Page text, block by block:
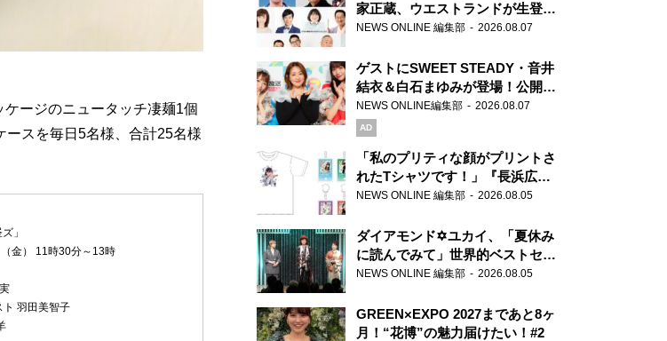
ージのニュータッチ凄麺1個
ースを毎日5名様、合計25名様
」
金） 11時30分～13時
羽田美智子
家正蔵、ウエストランドが生登
場！『ラジオビバリー昼ズ』
NEWS ONLINE 編集部 2026.08.07
ゲストにSWEET STEADY・音井
結衣＆白石まゆみが登場！公開収
録で素顔全開！
NEWS ONLINE編集部 2026.08.07
AD
「私のプリティな顔がプリントさ
れたTシャツです！」『長浜広奈
天下無双』初の番組グッズ発売
NEWS ONLINE 編集部 2026.08.05
ダイアモンド✡ユカイ、「夏休み
に読んでみて」世界的ベストセラ
ー『アナスタシア』を紹介
NEWS ONLINE 編集部 2026.08.05
GREEN×EXPO 2027まであと8ヶ
月！“花博”の魅力届けたい！#2